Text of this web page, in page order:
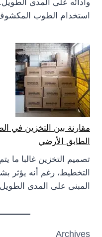
وأدائه على المدى
استخدام الطوب
مقارنة بين التخزين في
الطابق الأرضي
تصميم التخزين غالبا ما
التخطيط، رغم أنه يؤثر
المبنى على المدى
Archives